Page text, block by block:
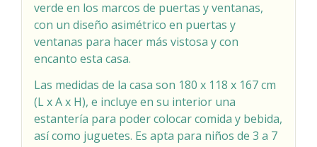
verde en los marcos de puertas y ventanas,
con un diseño asimétrico en puertas y
ventanas para hacer más vistosa y con
encanto esta casa.
Las medidas de la casa son 180 x 118 x 167 cm
(L x A x H), e incluye en su interior una
estantería para poder colocar comida y bebida,
así como juguetes. Es apta para niños de 3 a 7